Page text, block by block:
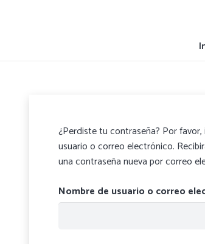
¿Perdiste tu contraseña? Por
usuario o correo electrónico.
una contraseña nueva por correo
Nombre de usuario o correo